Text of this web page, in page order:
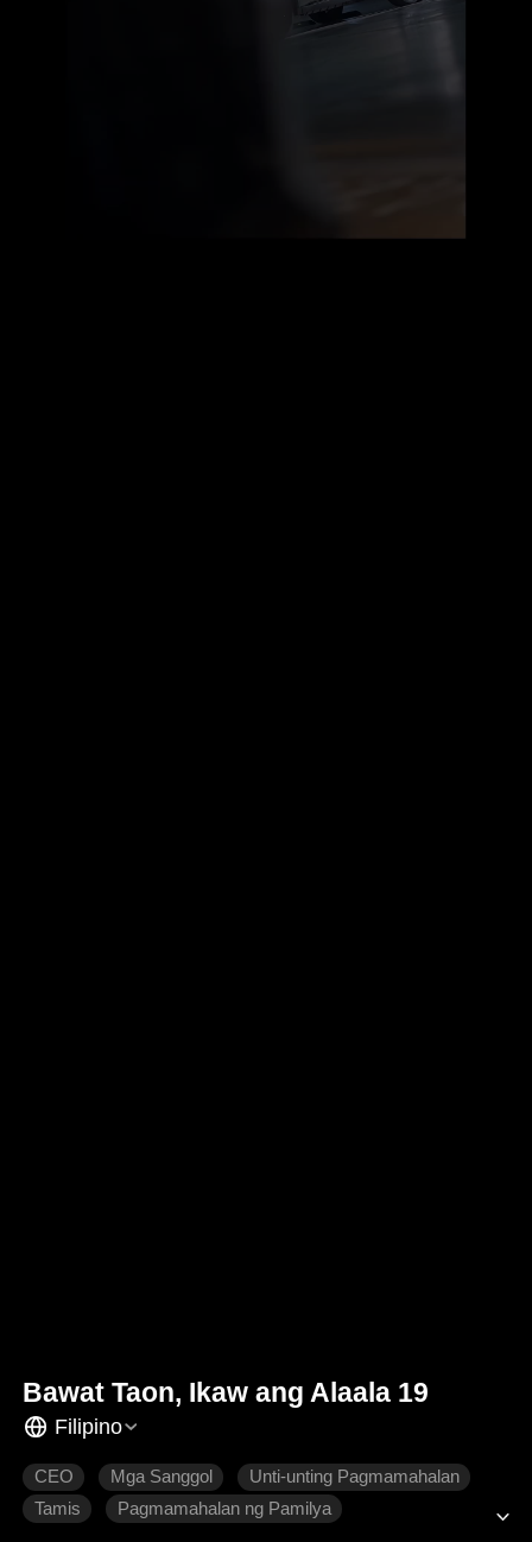
Bawat Taon, Ikaw ang Alaala 19
Filipino
CEO Mga Sanggol
Unti-unting Pagmamahalan
Tamis
Pagmamahalan ng Pamilya